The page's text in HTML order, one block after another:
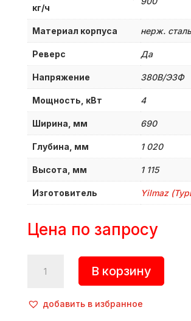
кг/ч
Материал корпуса нерж. сталь
Реверс Да
Напряжение 380B/Э3Ф
Мощность, кВт 4
Ширина, мм 690
Глубина, мм 1 020
Высота, мм 1 115
Изготовитель Yilmaz
Цена по запросу
товара
Мясорубка,
INOX
В корзину
добавить в избранное